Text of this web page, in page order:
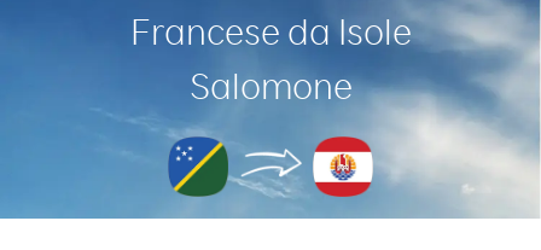
Francese da Isole
Salomone